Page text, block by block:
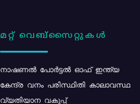
മറ്റ് വെബ്സൈറ്റുകൾ
നാഷണൽ പോർട്ടൽ ഓഫ് ഇന്ത്യ
കേന്ദ്ര വനം പരിസ്ഥിതി കാലാവസ്ഥ
വ്യതിയാന വകുപ്പ്